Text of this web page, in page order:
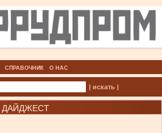
СПРАВОЧНИК О НАС
| искать |
ДАЙДЖЕСТ